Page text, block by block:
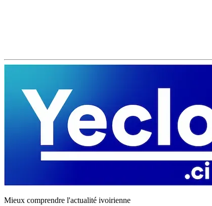
Mieux comprendre l'actualité ivoirienne